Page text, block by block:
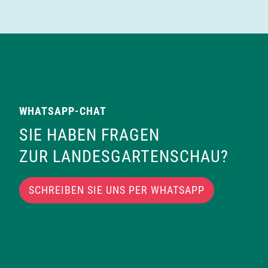
WHATSAPP-CHAT
SIE HABEN FRAGEN
ZUR LANDESGARTENSCHAU?
SCHREIBEN SIE UNS PER WHATSAPP